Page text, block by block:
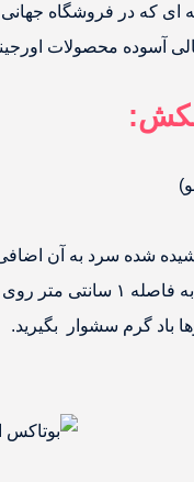
ای که در فروشگاه جهانی
آسوده محصولات
اعمال کنید.